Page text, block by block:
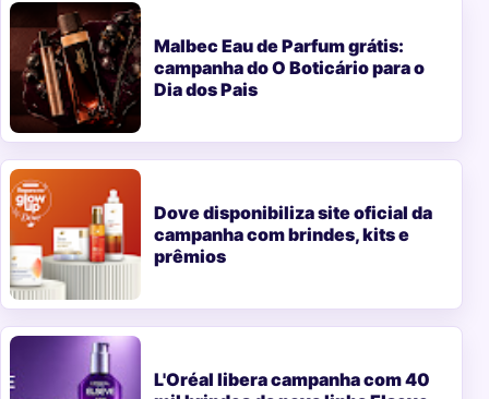
Malbec Eau de Parfum grátis:
campanha do O Boticário para o
Dia dos Pais
Dove disponibiliza site oficial da
campanha com brindes, kits e
prêmios
L'Oréal libera campanha com 40